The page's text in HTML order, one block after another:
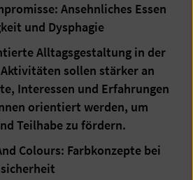
Ansehnliches Essen
und Dysphagie
Alltagsgestaltung in der
sollen stärker an
Interessen und Erfahrungen
orientiert werden, um
Teilhabe zu fördern.
Colours: Farbkonzepte bei